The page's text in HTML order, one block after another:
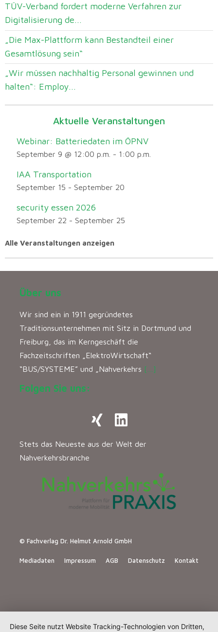
TÜV-Verband fordert moderne Verfahren zur
Digitalisierung de...
„Die Max-Plattform kann Bestandteil einer
Gesamtlösung sein“
„Wir müssen nachhaltig Personal gewinnen und
halten“: Employ...
Aktuelle Veranstaltungen
Webinar: Batteriedaten im ÖPNV
September 9 @ 12:00 p.m. - 1:00 p.m.
IAA Transportation
September 15 - September 20
security essen 2026
September 22 - September 25
Alle Veranstaltungen anzeigen
Über uns
Wir sind ein in 1911 gegründetes
Traditionsunternehmen mit Sitz in Dortmund und
Freiburg, das im Kerngeschäft die
Fachzeitschriften „ElektroWirtschaft“
“BUS/SYSTEME” und „Nahverkehrs […]
Folgen Sie uns:
Stets das Neueste aus der Welt der
Nahverkehrsbranche
© Fachverlag Dr. Helmut Arnold GmbH
Mediadaten Impressum AGB Datenschutz Kontakt
Diese Seite nutzt Website Tracking-Technologien von Dritten,